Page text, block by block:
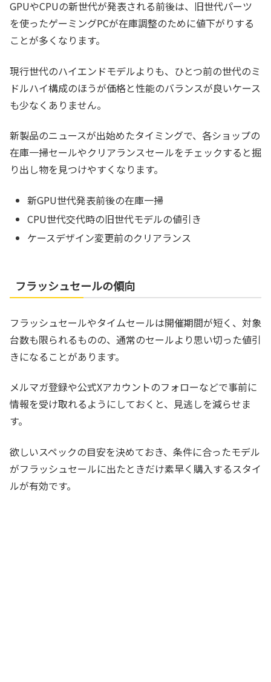
GPUやCPUの新世代が発表される前後は、旧世代パーツ
を使ったゲーミングPCが在庫調整のために値下がりする
ことが多くなります。
現行世代のハイエンドモデルよりも、ひとつ前の世代のミ
ドルハイ構成のほうが価格と性能のバランスが良いケース
も少なくありません。
新製品のニュースが出始めたタイミングで、各ショップの
在庫一掃セールやクリアランスセールをチェックすると掘
り出し物を見つけやすくなります。
新GPU世代発表前後の在庫一掃
CPU世代交代時の旧世代モデルの値引き
ケースデザイン変更前のクリアランス
フラッシュセールの傾向
フラッシュセールやタイムセールは開催期間が短く、対象
台数も限られるものの、通常のセールより思い切った値引
きになることがあります。
メルマガ登録や公式Xアカウントのフォローなどで事前に
情報を受け取れるようにしておくと、見逃しを減らせま
す。
欲しいスペックの目安を決めておき、条件に合ったモデル
がフラッシュセールに出たときだけ素早く購入するスタイ
ルが有効です。